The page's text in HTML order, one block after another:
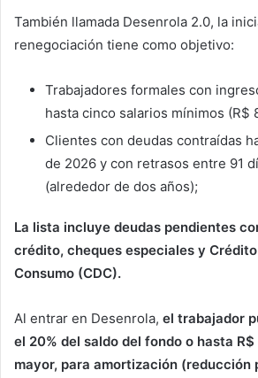
También llamada Desenrola 2.0, la
renegociación tiene como objetivo:
Trabajadores formales con
hasta cinco salarios mínimos (R$
Clientes con deudas contraídas
de 2026 y con retrasos entre 91
(alrededor de dos años);
La lista incluye deudas pendientes
crédito, cheques especiales y
Consumo (CDC).
Al entrar en Desenrola, el trabajador
el 20% del saldo del fondo o hasta R$
mayor, para amortización (reducción